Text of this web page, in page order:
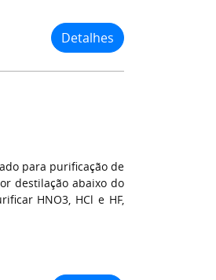
Detalhes
para purificação de
destilação abaixo do
HNO3, HCl e HF,